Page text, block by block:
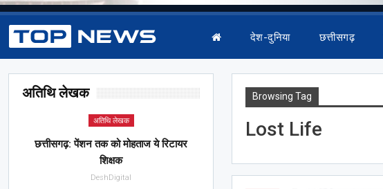
देश-दुनिया छत्तीसगढ़
Browsing Tag
Lost Life
अतिथि लेखक
अतिथि लेखक
छत्तीसगढ़: पेंशन तक को मोहताज ये रिटायर
शिक्षक
DeshDigital